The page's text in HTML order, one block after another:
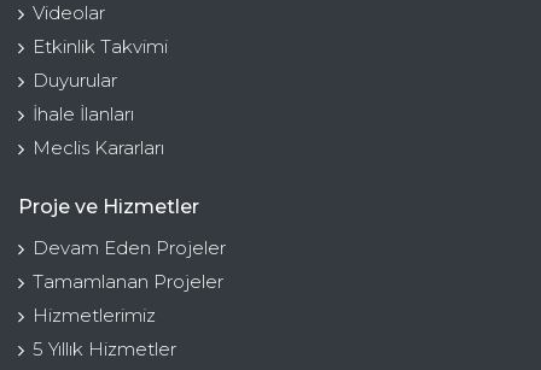
Videolar
Etkinlik Takvimi
Duyurular
İhale İlanları
Meclis Kararları
Proje ve Hizmetler
Devam Eden Projeler
Tamamlanan Projeler
Hizmetlerimiz
5 Yıllık Hizmetler